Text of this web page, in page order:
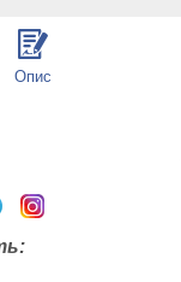
Опис